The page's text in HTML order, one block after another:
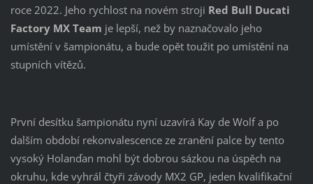
roce 2022. Jeho rychlost na novém stroji Red Bull Ducati
Factory MX Team je lepší, než by naznačovalo jeho
umístění v šampionátu, a bude opět toužit po umístění na
stupních vítězů.
První desítku šampionátu nyní uzavírá Kay de Wolf a po
dalším období rekonvalescence ze zranění palce by tento
vysoký Holanďan mohl být dobrou sázkou na úspěch na
okruhu, kde vyhrál čtyři závody MX2 GP, jeden kvalifikační